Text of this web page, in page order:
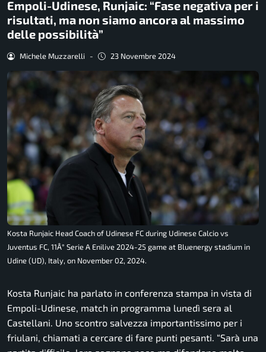
Empoli-Udinese, Runjaic: “Fase negativa per i
risultati, ma non siamo ancora al massimo
delle possibilità”
Michele Muzzarelli - 23 Novembre 2024
Kosta Runjaic Head Coach of Udinese FC during Udinese Calcio vs
Juventus FC, 11Â° Serie A Enilive 2024-25 game at Bluenergy stadium in
Udine (UD), Italy, on November 02, 2024.
Kosta Runjaic ha parlato in conferenza stampa in vista di
Empoli-Udinese, match in programma lunedì sera al
Castellani. Uno scontro salvezza importantissimo per i
friulani, chiamati a cercare di fare punti pesanti. “Sarà una